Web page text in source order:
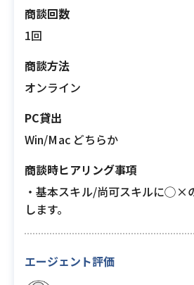
商談回数
1回
商談方法
オンライン
PC貸出
Win/Mac どちらか
商談時ヒアリング事項
・基本スキル/尚可スキルに◯×
します。
エージェント評価